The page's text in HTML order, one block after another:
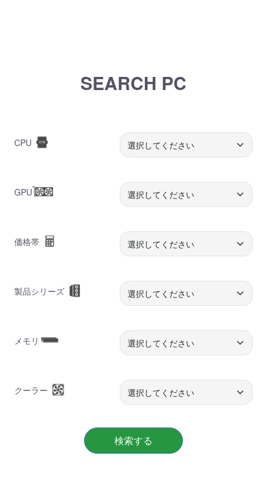
SEARCH PC
CPU
GPU
価格帯
製品シリーズ
メモリ
クーラー
検索する